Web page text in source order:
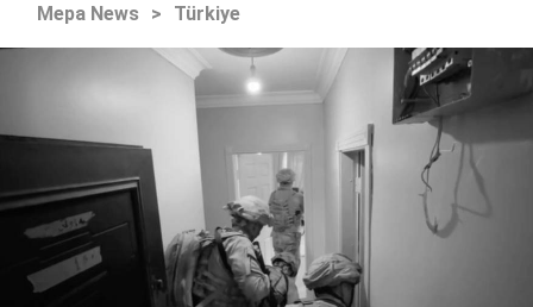
Mepa News > Türkiye